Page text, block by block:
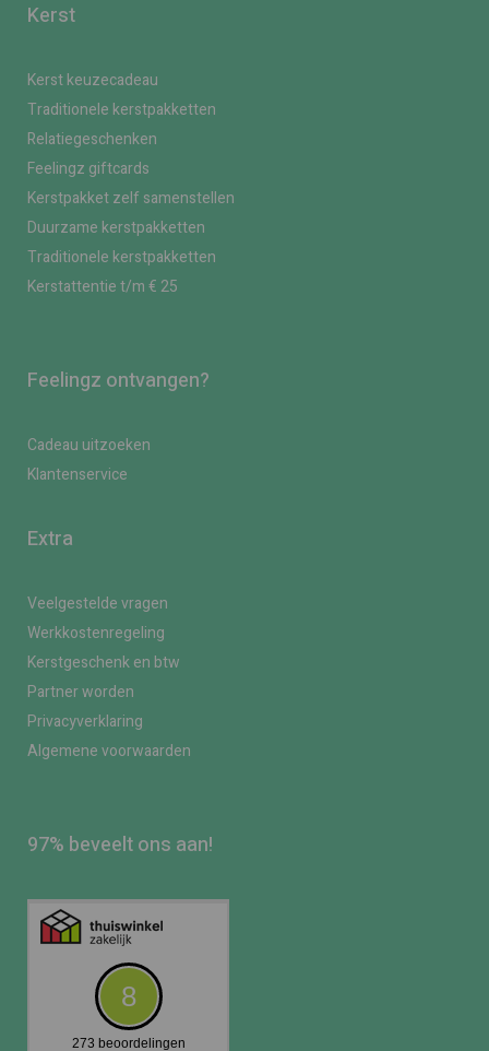
Kerst
Kerst keuzecadeau
Traditionele kerstpakketten
Relatiegeschenken
Feelingz giftcards
Kerstpakket zelf samenstellen
Duurzame kerstpakketten
Traditionele kerstpakketten
Kerstattentie t/m € 25
Feelingz ontvangen?
Cadeau uitzoeken
Klantenservice
Extra
Veelgestelde vragen
Werkkostenregeling
Kerstgeschenk en btw
Partner worden
Privacyverklaring
Algemene voorwaarden
97% beveelt ons aan!